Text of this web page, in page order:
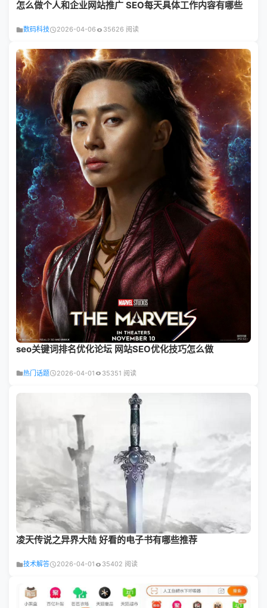
怎么做个人和企业网站推广 SEO每天具体工作内容有哪些
数码科技 2026-04-06 35626 阅读
seo关键词排名优化论坛 网站SEO优化技巧怎么做
热门话题 2026-04-01 35351 阅读
凌天传说之异界大陆 好看的电子书有哪些推荐
技术解答 2026-04-01 35402 阅读